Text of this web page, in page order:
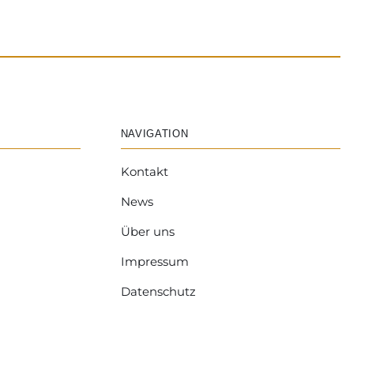
NAVIGATION
Kontakt
News
Über uns
Impressum
Datenschutz